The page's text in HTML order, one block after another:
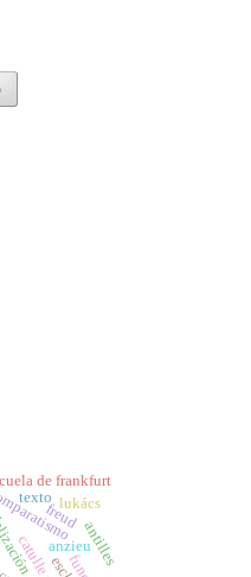
texto
anzieu
freud
de frankfurt
antilles
lukács